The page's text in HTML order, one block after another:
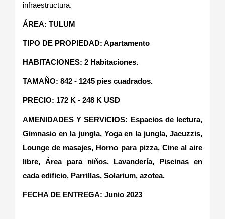
infraestructura.
ÁREA: TULUM
TIPO DE PROPIEDAD: Apartamento
HABITACIONES: 2 Habitaciones.
TAMAÑO: 842 - 1245 pies cuadrados.
PRECIO: 172 K - 248 K USD
AMENIDADES Y SERVICIOS: Espacios de lectura,
Gimnasio en la jungla, Yoga en la jungla, Jacuzzis,
Lounge de masajes, Horno para pizza, Cine al aire
libre, Área para niños, Lavandería, Piscinas en
cada edificio, Parrillas, Solarium, azotea.
FECHA DE ENTREGA: Junio 2023